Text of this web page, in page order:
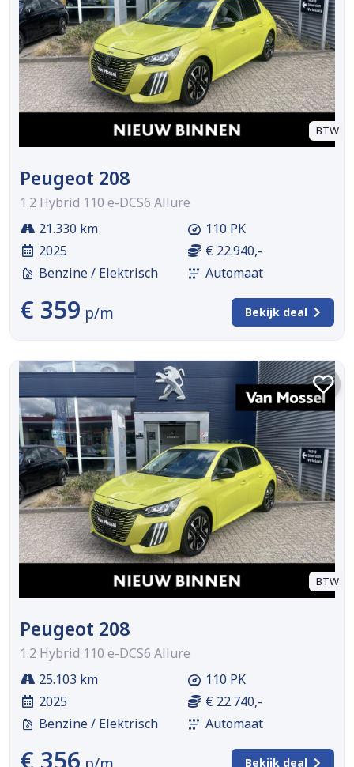
BTW
Peugeot 208
1.2 Hybrid 110 e-DCS6 Allure
21.330 km
2025
Benzine / Elektrisch
110 PK
€ 22.940,-
Automaat
€ 359 p/m Bekijk deal
BTW
Peugeot 208
1.2 Hybrid 110 e-DCS6 Allure
25.103 km
2025
Benzine / Elektrisch
110 PK
€ 22.740,-
Automaat
€ 356 Bekijk deal